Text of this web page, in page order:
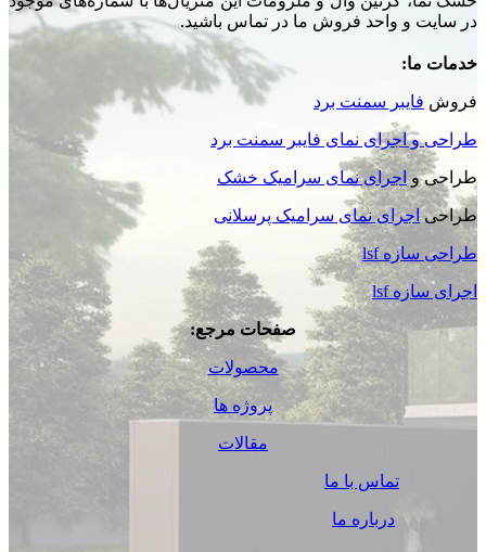
در سایت و واحد فروش ما در تماس باشید.
خدمات ما:
فروش فایبر سمنت برد
طراحی و اجرای نمای فایبر سمنت برد
طراحی واجرای نمای سرامیک خشک
طراحیاجرای نمای سرامیک پرسلانی
طراحی سازه lsf
اجرای سازه lsf
صفحات مرجع:
محصولات
پروژه ها
مقالات
تماس با ما
درباره ما